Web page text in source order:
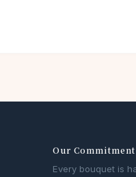
Our Commitment
Every bouquet is